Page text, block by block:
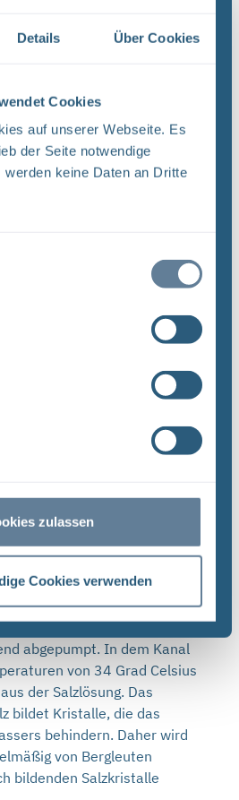
Details Über Cookies
Cookies
auf unserer Webseite. Es
der Seite notwendige
keine Daten an Dritte
zulassen
Cookies verwenden
der Folie im Abbau 3 auf der
anderem wird
wurde. Dies prüfen
verzichteten
Einbau, da die notwendige
Bereich des Abbaus nicht
Abbildung zeigt die
und südöstlichen Teil
658-Meter-Ebene erkennen.
Das
Bereich überwiegend
Von hier aus läuft es über
in ein Sammelbecken
abgepumpt. In dem Kanal
von 34 Grad Celsius
der Salzlösung. Das
bildet Kristalle, die das
behindern. Daher wird
von Bergleuten
bildenden Salzkristalle